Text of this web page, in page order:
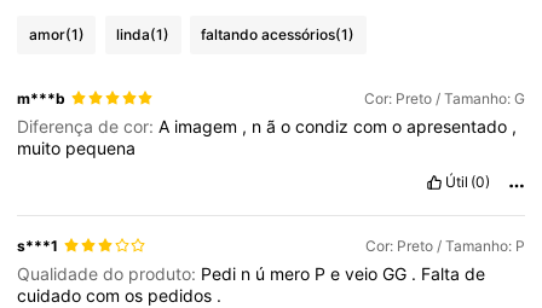
amor(1) linda(1) faltando acessórios(1)
m***b Cor: Preto / Tamanho: G
Diferença de cor:A imagem , nãocondizcomoapresentado ,
muito pequena
Útil (0)
s***1 Cor: Preto / Tamanho: P
Qualidade do produto: Pedi n ú mero PeveioGG . Faltade
cuidadocomos pedidos .